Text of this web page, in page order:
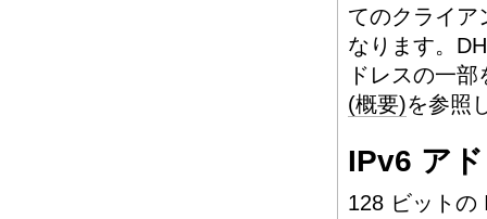
てのクライア
なります。
ドレスの一
(概要)を参照
IPv6 ア
128 ビットの